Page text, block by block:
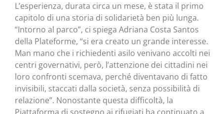
L’esperienza, durata circa un mese, è stata il primo
capitolo di una storia di solidarietà ben più lunga.
“Intorno al parco”, ci spiega Adriana Costa Santos
della Plateforme, “si era creato un grande interesse.
Man mano che i richiedenti asilo venivano accolti nei
centri governativi, però, l’attenzione dei cittadini nei
loro confronti scemava, perché diventavano di fatto
invisibili, staccati dalla società, senza possibilità di
relazione”. Nonostante questa difficoltà, la